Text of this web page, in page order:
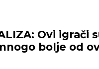
Ovi igrači
bolje od